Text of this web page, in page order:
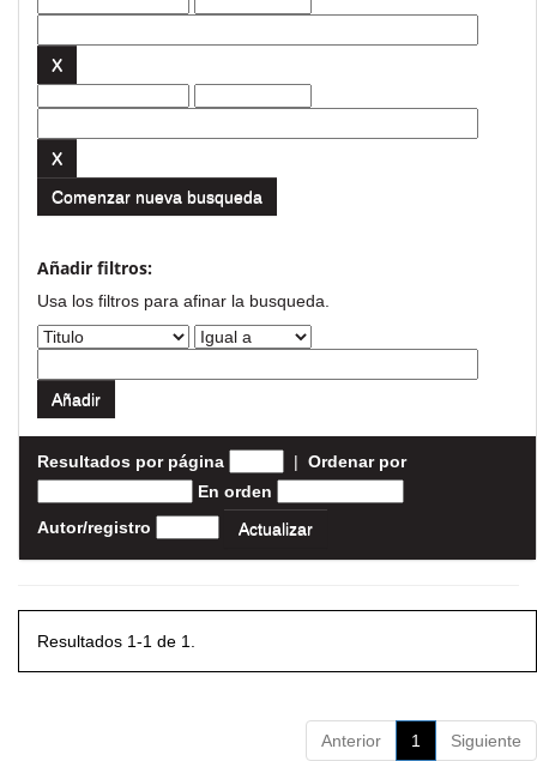
Comenzar nueva busqueda
Añadir filtros:
Usa los filtros para afinar la busqueda.
Resultados por página | Ordenar por
En orden
Autor/registro
Resultados 1-1 de 1.
Anterior 1 Siguiente